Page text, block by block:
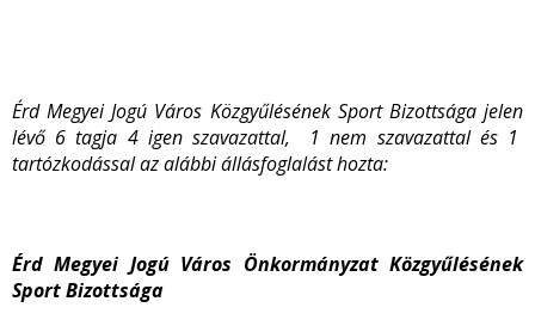
Érd Megyei Jogú Város Közgyűlésének Sport Bizottsága jelen
lévő 6 tagja 4 igen szavazattal, 1 nem szavazattal és 1
tartózkodással az alábbi állásfoglalást hozta:
Érd Megyei Jogú Város Önkormányzat Közgyűlésének
Sport Bizottsága